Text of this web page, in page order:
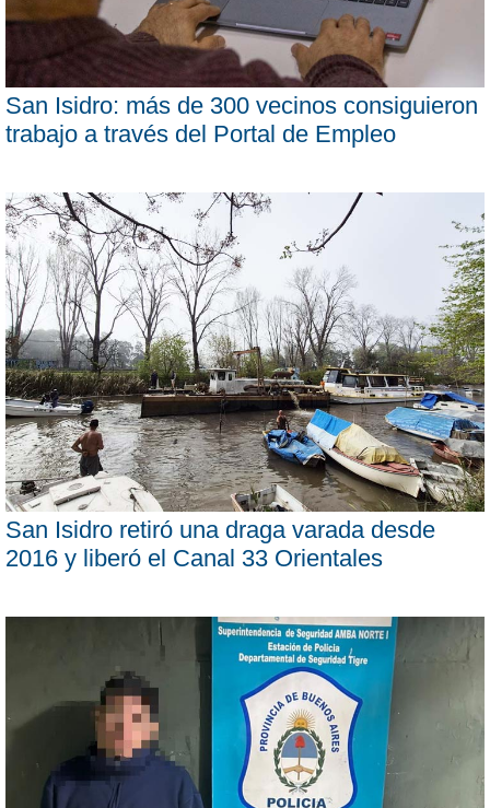
San Isidro: más de 300 vecinos consiguieron
trabajo a través del Portal de Empleo
San Isidro retiró una draga varada desde
2016 y liberó el Canal 33 Orientales